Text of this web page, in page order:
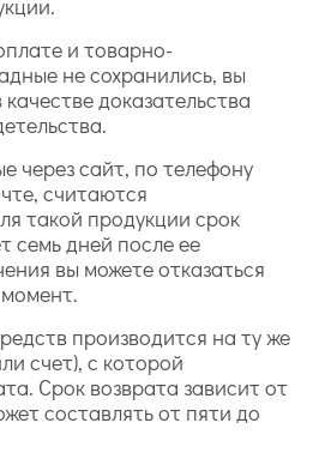
и товарно-
не сохранились, вы
доказательства
через сайт, по телефону
считаются
такой продукции срок
семь дней после ее
вы можете отказаться
производится на ту же
счет), с которой
Срок возврата зависит от
составлять от пяти до